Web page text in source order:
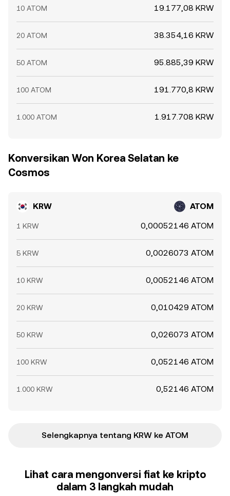
10 ATOM 19.177,08 KRW
20 ATOM 38.354,16 KRW
50 ATOM 95.885,39 KRW
100 ATOM 191.770,8 KRW
1.000 ATOM 1.917.708 KRW
Konversikan Won Korea Selatan ke
Cosmos
KRW ATOM
1 KRW 0,00052146 ATOM
5 KRW 0,0026073 ATOM
10 KRW 0,0052146 ATOM
20 KRW 0,010429 ATOM
50 KRW 0,026073 ATOM
100 KRW 0,052146 ATOM
1.000 KRW 0,52146 ATOM
Selengkapnya tentang KRW ke ATOM
Lihat cara mengonversi fiat ke kripto
dalam 3 langkah mudah